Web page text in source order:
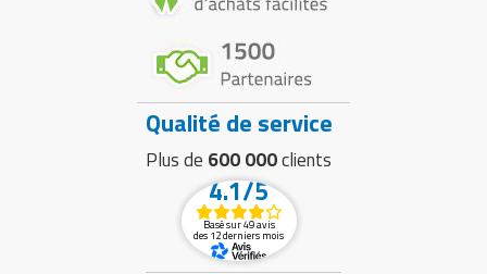
Qualité de service
Plus de 600 000clients
4.1/5
Basé sur 49 avis
des 12 derniers mois